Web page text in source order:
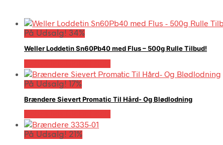
På Udsalg! 34%
Weller Loddetin Sn60Pb40 med Flus – 500g Rulle Tilbud!
På Udsalg! 17%
Brændere Sievert Promatic Til Hård- Og Blødlodning
På Udsalg! 21%